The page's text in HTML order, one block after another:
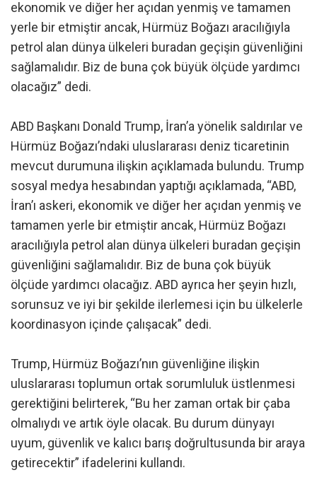
ekonomik ve diğer her açıdan yenmiş ve tamamen
yerle bir etmiştir ancak, Hürmüz Boğazı aracılığıyla
petrol alan dünya ülkeleri buradan geçişin güvenliğini
sağlamalıdır. Biz de buna çok büyük ölçüde yardımcı
olacağız” dedi.
ABD Başkanı Donald Trump, İran’a yönelik saldırılar ve
Hürmüz Boğazı’ndaki uluslararası deniz ticaretinin
mevcut durumuna ilişkin açıklamada bulundu. Trump
sosyal medya hesabından yaptığı açıklamada, “ABD,
İran’ı askeri, ekonomik ve diğer her açıdan yenmiş ve
tamamen yerle bir etmiştir ancak, Hürmüz Boğazı
aracılığıyla petrol alan dünya ülkeleri buradan geçişin
güvenliğini sağlamalıdır. Biz de buna çok büyük
ölçüde yardımcı olacağız. ABD ayrıca her şeyin hızlı,
sorunsuz ve iyi bir şekilde ilerlemesi için bu ülkelerle
koordinasyon içinde çalışacak” dedi.
Trump, Hürmüz Boğazı’nın güvenliğine ilişkin
uluslararası toplumun ortak sorumluluk üstlenmesi
gerektiğini belirterek, “Bu her zaman ortak bir çaba
olmalıydı ve artık öyle olacak. Bu durum dünyayı
uyum, güvenlik ve kalıcı barış doğrultusunda bir araya
getirecektir” ifadelerini kullandı.